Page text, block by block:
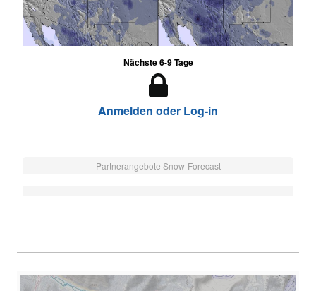
Nächste 6-9 Tage
Anmelden oder Log-in
Partnerangebote Snow-Forecast